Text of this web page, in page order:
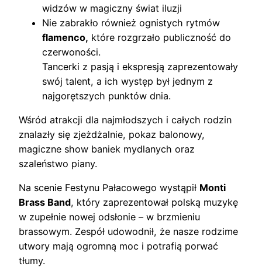
widzów w magiczny świat iluzji
Nie zabrakło również ognistych rytmów
flamenco, które rozgrzało publiczność do
czerwoności.
Tancerki z pasją i ekspresją zaprezentowały
swój talent, a ich występ był jednym z
najgorętszych punktów dnia.
Wśród atrakcji dla najmłodszych i całych rodzin
znalazły się zjeżdżalnie, pokaz balonowy,
magiczne show baniek mydlanych oraz
szaleństwo piany.
Na scenie Festynu Pałacowego wystąpił Monti
Brass Band, który zaprezentował polską muzykę
w zupełnie nowej odsłonie – w brzmieniu
brassowym. Zespół udowodnił, że nasze rodzime
utwory mają ogromną moc i potrafią porwać
tłumy.